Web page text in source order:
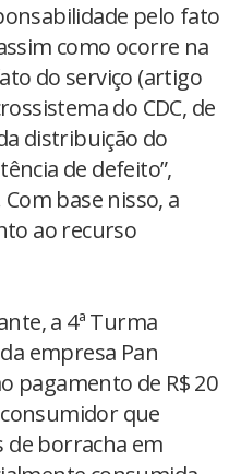
pelo fato
como ocorre na
do serviço (artigo
do CDC, de
distribuição do
de defeito”,
base nisso, a
ao recurso
a 4ª Turma
empresa Pan
pagamento de R$ 20
que
de borracha em